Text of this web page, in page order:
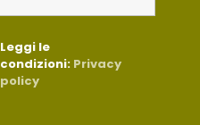
Leggi le
condizioni: Privacy
policy